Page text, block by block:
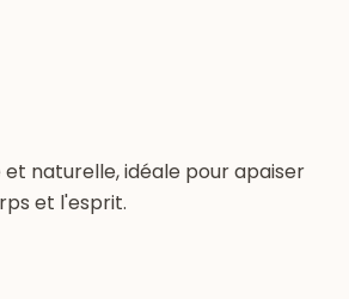
et naturelle, idéale pour apaiser
et l'esprit.